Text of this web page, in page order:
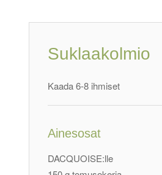
Suklaakolmio
Kaada 6-8 ihmiset
Ainesosat
DACQUOISE:lle